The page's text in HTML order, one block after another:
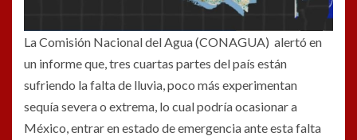
La Comisión Nacional del Agua (CONAGUA) alertó en
un informe que, tres cuartas partes del país están
sufriendo la falta de lluvia, poco más experimentan
sequía severa o extrema, lo cual podría ocasionar a
México, entrar en estado de emergencia ante esta falta